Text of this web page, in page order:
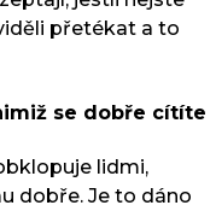
přetékat a to
se dobře cítíte
lidmi,
dobře. Je to dáno